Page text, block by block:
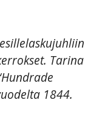
Tarina
1844.